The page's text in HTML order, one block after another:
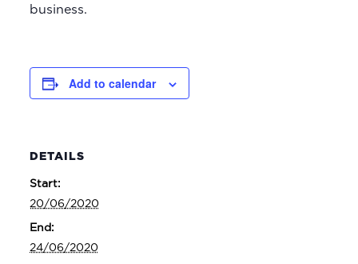
business.
Add to calendar
DETAILS
Start:
20/06/2020
End:
24/06/2020